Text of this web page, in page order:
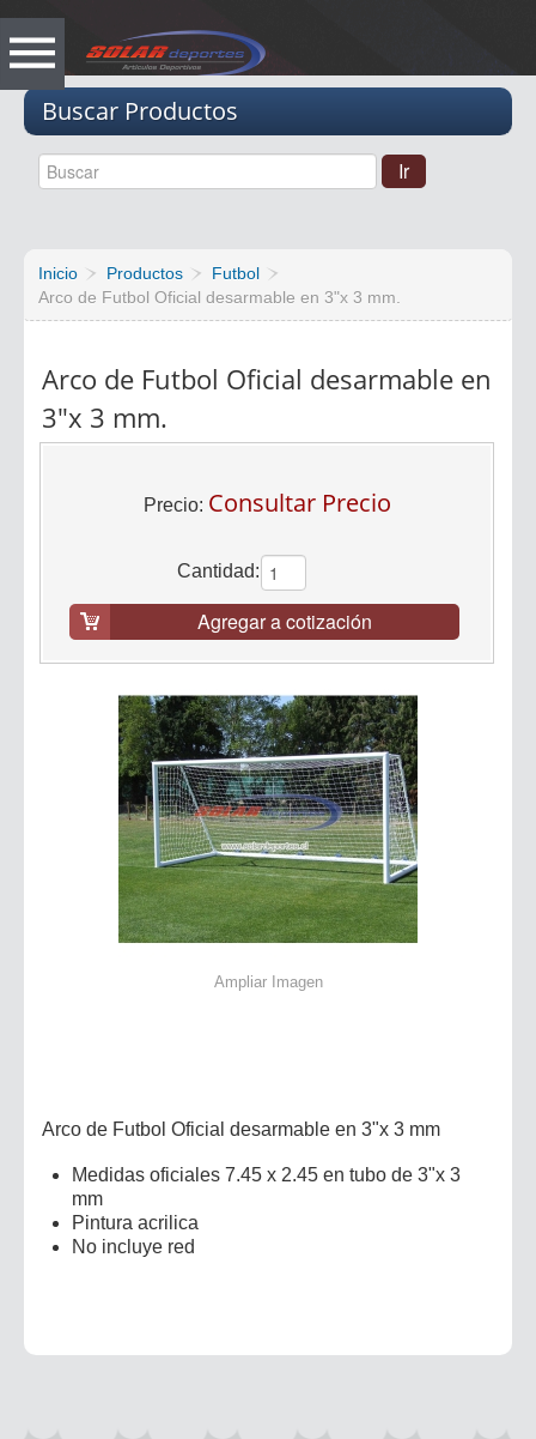
Buscar Productos
Inicio Productos
Futbol
Arco de Futbol Oficial desarmable en 3"x 3 mm.
Arco de Futbol Oficial desarmable en
3"x 3 mm.
Precio: Consultar Precio
Cantidad:
Agregar a cotización
Ampliar Imagen
Arco de Futbol Oficial desarmable en 3"x 3 mm
Medidas oficiales 7.45 x 2.45 en tubo de 3"x 3
mm
Pintura acrilica
No incluye red